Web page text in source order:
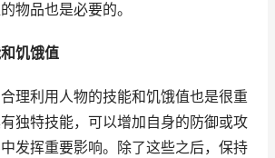
物品也是必要的。
饥饿值
理利用人物的技能和饥饿值也是很重
独特技能，可以增加自身的防御或攻
发挥重要影响。除了这些之后，保持